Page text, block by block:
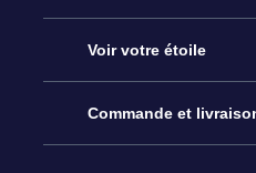
À propos de l’OSR
Nous contacter
Cadeau d’étoile en ligne
Coffret cadeau OSR
Voir votre étoile
Registre des étoiles
Commande et